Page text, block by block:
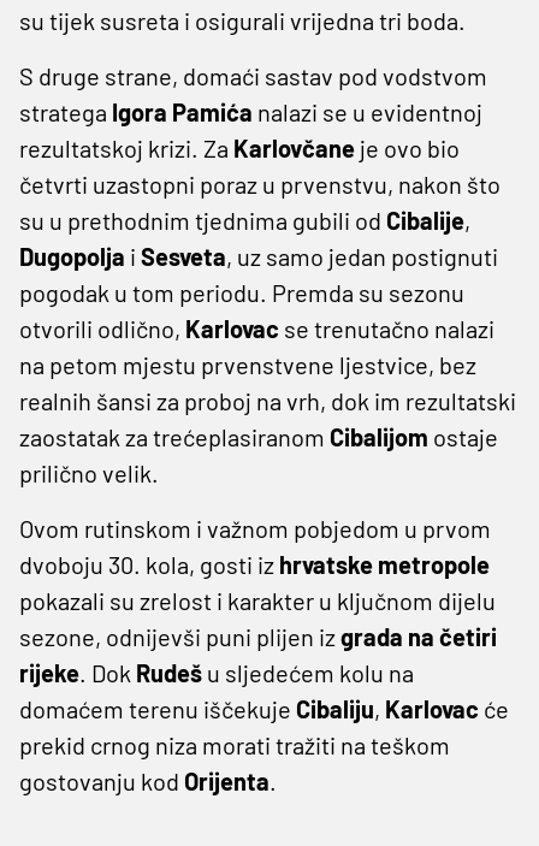
su tijek susreta i osigurali vrijedna tri boda.
S druge strane, domaći sastav pod vodstvom
stratega Igora Pamića nalazi se u evidentnoj
rezultatskoj krizi. Za Karlovčane je ovo bio
četvrti uzastopni poraz u prvenstvu, nakon što
su u prethodnim tjednima gubili od Cibalije,
Dugopolja i Sesveta, uz samo jedan postignuti
pogodak u tom periodu. Premda su sezonu
otvorili odlično, Karlovac se trenutačno nalazi
na petom mjestu prvenstvene ljestvice, bez
realnih šansi za proboj na vrh, dok im rezultatski
zaostatak za trećeplasiranom Cibalijom ostaje
prilično velik.
Ovom rutinskom i važnom pobjedom u prvom
dvoboju 30. kola, gosti iz hrvatske metropole
pokazali su zrelost i karakter u ključnom dijelu
sezone, odnijevši puni plijen izgrada na četiri
rijeke. Dok Rudeš u sljedećem kolu na
domaćem terenu iščekuje Cibaliju, Karlovac će
prekid crnog niza morati tražiti na teškom
gostovanju kod Orijenta.